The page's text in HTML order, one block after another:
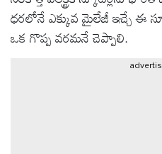
వీడియోలు
ఆటోమొబైల్
ధరలోనే ఎక్కువ మైలేజీ ఇచ్చే ఈ
ఒక గొప్ప వరమనే చెప్పాలి.